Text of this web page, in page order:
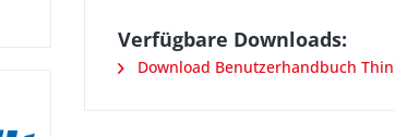
Verfügbare Downloads:
Download Benutzerhandbuch